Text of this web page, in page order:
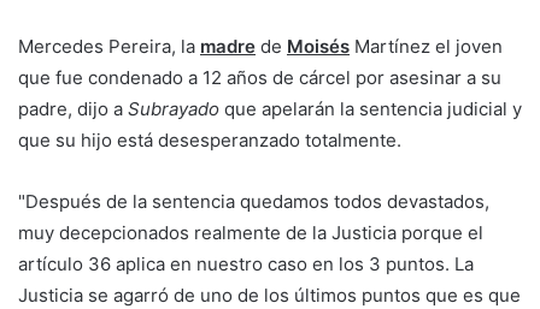
Mercedes Pereira, la madre de Moisés Martínez el joven
que fue condenado a 12 años de cárcel por asesinar a su
padre, dijo a Subrayado que apelarán la sentencia judicial y
que su hijo está desesperanzado totalmente.
"Después de la sentencia quedamos todos devastados,
muy decepcionados realmente de la Justicia porque el
artículo 36 aplica en nuestro caso en los 3 puntos. La
Justicia se agarró de uno de los últimos puntos que es que